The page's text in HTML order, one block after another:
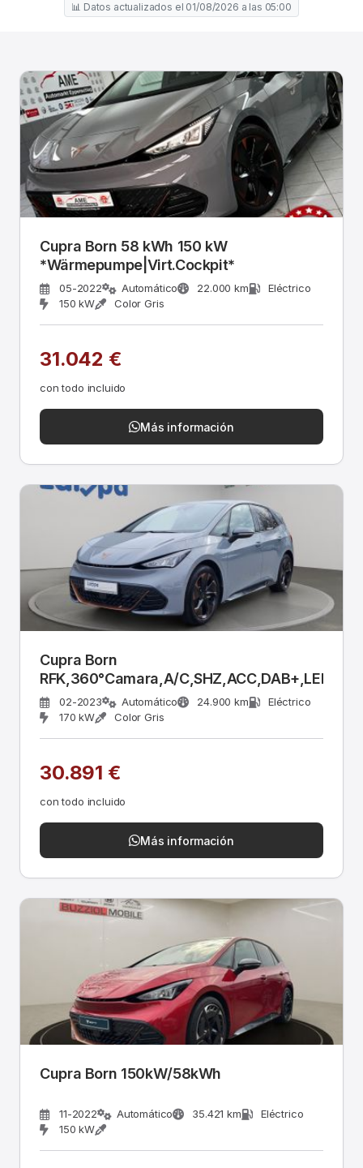
📊 Datos actualizados el 01/08/2026 a las 05:00
Cupra Born 58 kWh 150 kW
*Wärmepumpe|Virt.Cockpit*
05-2022 Automático 22.000 km
Eléctrico
150 kW
Color Gris
31.042 €
con todo incluido
Más información
Cupra Born
RFK,360°Camara,A/C,SHZ,ACC,DAB+,LED
02-2023 Automático 24.900 km
Eléctrico
170 kW
Color Gris
30.891 €
con todo incluido
Más información
Cupra Born 150kW/58kWh
11-2022 Automático 35.421 km
Eléctrico
150 kW